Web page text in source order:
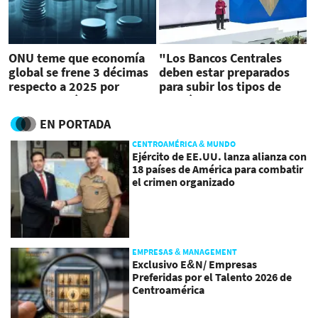
ONU teme que economía
global se frene 3 décimas
respecto a 2025 por
guerra en Irán
"Los Bancos Centrales
deben estar preparados
para subir los tipos de
interés"
EN PORTADA
CENTROAMÉRICA & MUNDO
Ejército de EE.UU. lanza alianza con
18 países de América para combatir
el crimen organizado
EMPRESAS & MANAGEMENT
Exclusivo E&N/ Empresas
Preferidas por el Talento 2026 de
Centroamérica